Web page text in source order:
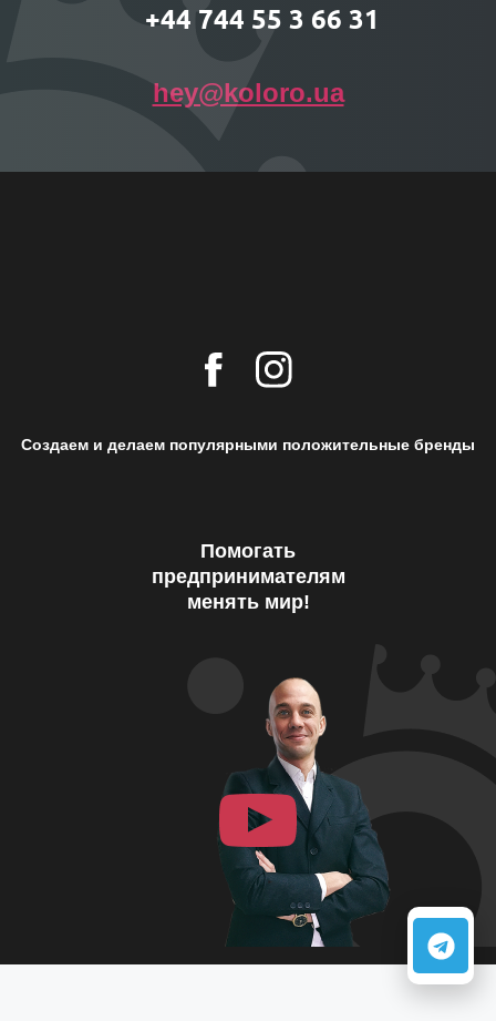
+44 744 55 3 66 31
hey@koloro.ua
Создаем и делаем популярными положительные бренды
Помогать
предпринимателям
менять мир!